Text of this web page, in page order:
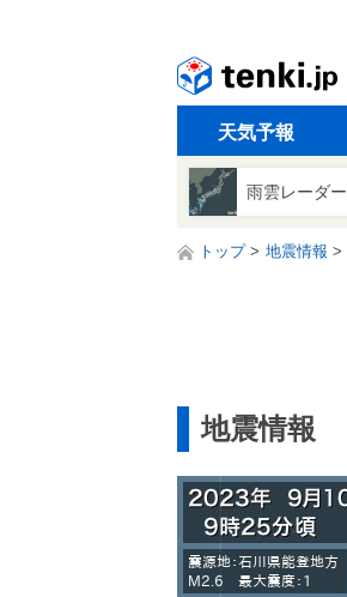
天気予報
雨雲レーダー
トップ 地震情報
地震情報